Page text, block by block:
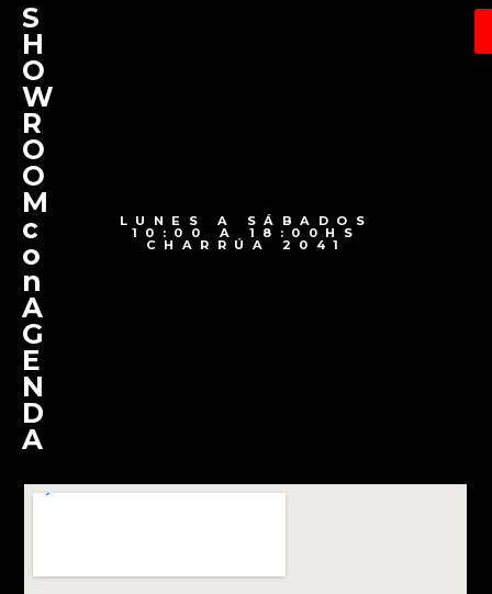
S
H
O
W
R
O
O
M
c
o
n
A
G
E
N
D
A
LUNES A SÁBADOS
10:00 A 18:00HS
CHARRÚA 2041